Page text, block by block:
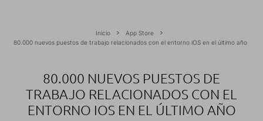
Inicio
App Store
80.000 nuevos puestos de trabajo relacionados con el entorno iOS en el último año
80.000 NUEVOS PUESTOS DE
TRABAJO RELACIONADOS CON EL
ENTORNO IOS EN EL ÚLTIMO AÑO